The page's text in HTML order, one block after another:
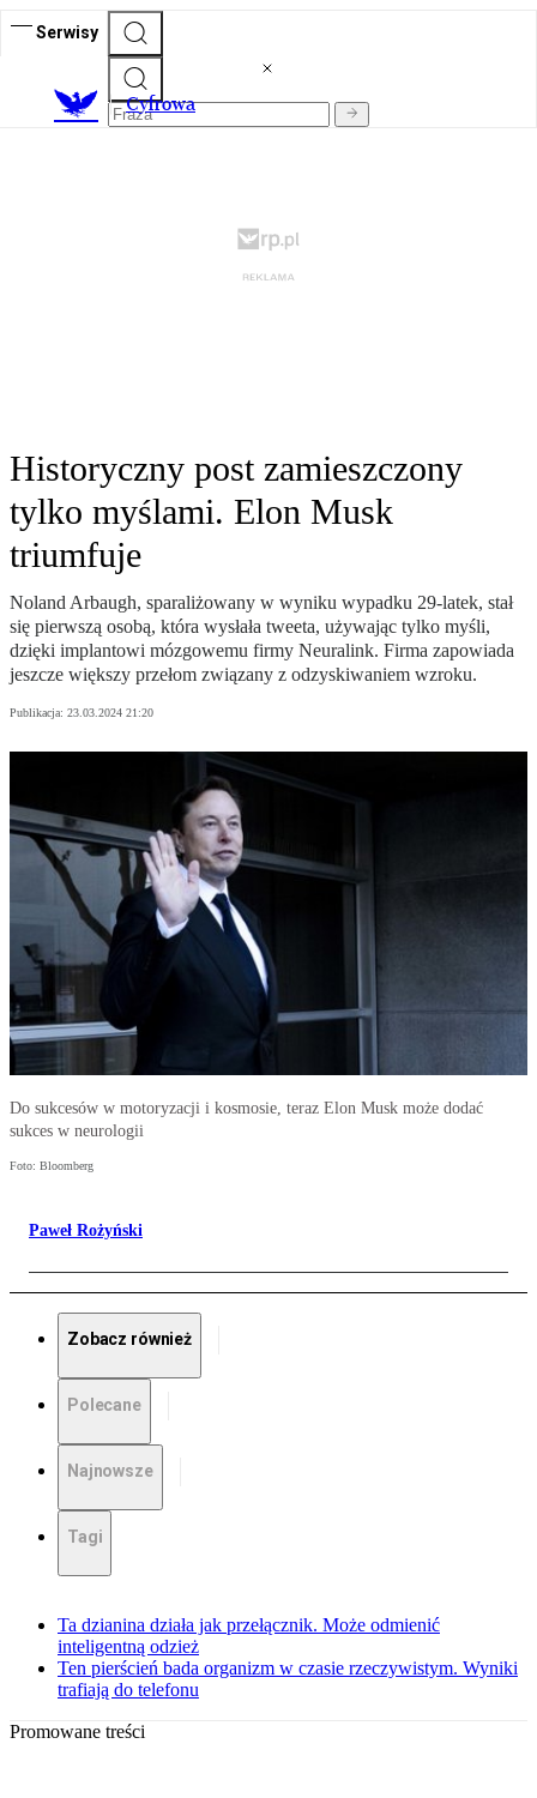
Serwisy
Cyfrowa
Historyczny post zamieszczony
tylko myślami. Elon Musk
triumfuje
Noland Arbaugh, sparaliżowany w wyniku wypadku 29-latek, stał
się pierwszą osobą, która wysłała tweeta, używając tylko myśli,
dzięki implantowi mózgowemu firmy Neuralink. Firma zapowiada
jeszcze większy przełom związany z odzyskiwaniem wzroku.
Publikacja: 23.03.2024 21:20
Do sukcesów w motoryzacji i kosmosie, teraz Elon Musk może dodać
sukces w neurologii
Foto: Bloomberg
Paweł Rożyński
Zobacz również
Polecane
Najnowsze
Tagi
Ta dzianina działa jak przełącznik. Może odmienić
inteligentną odzież
Ten pierścień bada organizm w czasie rzeczywistym. Wyniki
trafiają do telefonu
Promowane treści